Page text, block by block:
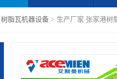
树脂瓦机器设备 > 生产厂家 张家港树